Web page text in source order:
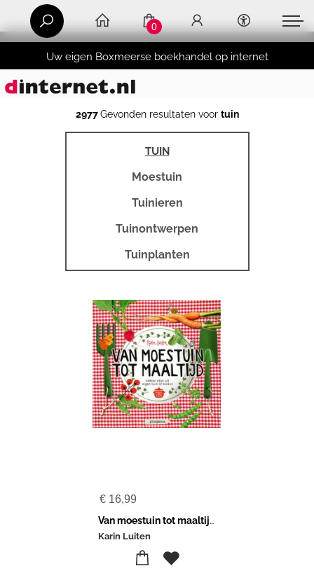
Uw eigen Boxmeerse boekhandel op internet
0
2977Gevonden resultaten voor tuin
TUIN
Moestuin
Tuinieren
Tuinontwerpen
Tuinplanten
€ 16,99
Van moestuin tot maaltijd
Karin Luiten